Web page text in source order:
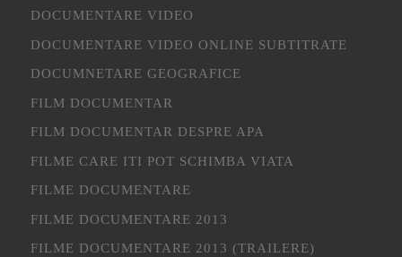
DOCUMENTARE VIDEO
DOCUMENTARE VIDEO ONLINE SUBTITRATE
DOCUMNETARE GEOGRAFICE
FILM DOCUMENTAR
FILM DOCUMENTAR DESPRE APA
FILME CARE ITI POT SCHIMBA VIATA
FILME DOCUMENTARE
FILME DOCUMENTARE 2013
FILME DOCUMENTARE 2013 (TRAILERE)